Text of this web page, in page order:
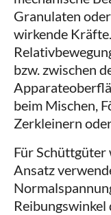
Granulaten
wirkende
bzw. zwischen
beim Mischen,
Zerkleinern
Für Schüttgüter
Ansatz
Reibungswinkel